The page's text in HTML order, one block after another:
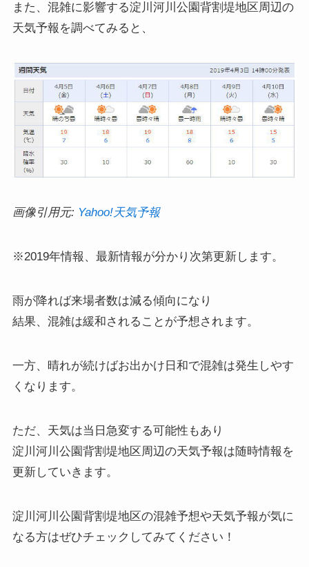
また、混雑に影響する淀川河川公園背割堤地区周辺の
天気予報を調べてみると、
画像引用元: Yahoo!天気予報
※2019年情報、最新情報が分かり次第更新します。
雨が降れば来場者数は減る傾向になり
結果、混雑は緩和されることが予想されます。
一方、晴れが続けばお出かけ日和で混雑は発生しやす
くなります。
ただ、天気は当日急変する可能性もあり
淀川河川公園背割堤地区周辺の天気予報は随時情報を
更新していきます。
淀川河川公園背割堤地区の混雑予想や天気予報が気に
なる方はぜひチェックしてみてください！